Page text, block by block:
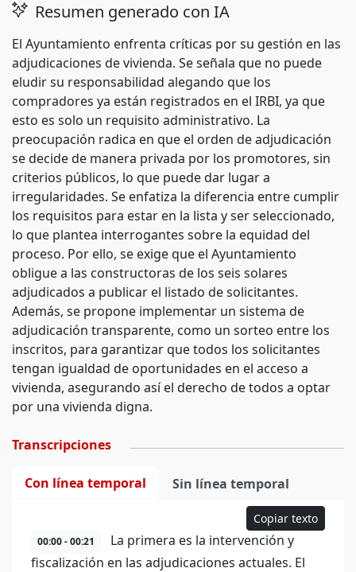
Resumen generado con IA
El Ayuntamiento enfrenta críticas por su gestión en las
adjudicaciones de vivienda. Se señala que no puede
eludir su responsabilidad alegando que los
compradores ya están registrados en el IRBI, ya que
esto es solo un requisito administrativo. La
preocupación radica en que el orden de adjudicación
se decide de manera privada por los promotores, sin
criterios públicos, lo que puede dar lugar a
irregularidades. Se enfatiza la diferencia entre cumplir
los requisitos para estar en la lista y ser seleccionado,
lo que plantea interrogantes sobre la equidad del
proceso. Por ello, se exige que el Ayuntamiento
obligue a las constructoras de los seis solares
adjudicados a publicar el listado de solicitantes.
Además, se propone implementar un sistema de
adjudicación transparente, como un sorteo entre los
inscritos, para garantizar que todos los solicitantes
tengan igualdad de oportunidades en el acceso a
vivienda, asegurando así el derecho de todos a optar
por una vivienda digna.
Transcripciones
Con línea temporal Sin línea temporal
Copiar texto
00:00 - 00:21
La primera es la intervención y
fiscalización en las adjudicaciones actuales. El